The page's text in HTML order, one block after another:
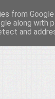
των
για να
from
along with
and